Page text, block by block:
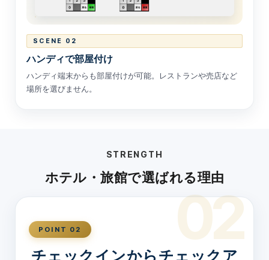
SCENE 02
ハンディで部屋付け
ハンディ端末からも部屋付けが可能。レストランや売店など
場所を選びません。
STRENGTH
ホテル・旅館で選ばれる理由
02
POINT 02
チェックインからチェックア